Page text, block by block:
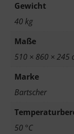
Gewicht
40 kg
Maße
510 × 860 × 245
Marke
Bartscher
50 °C